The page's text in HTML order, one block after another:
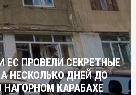
ЕС ПРОВЕЛИ СЕКРЕТНЫЕ
НЕСКОЛЬКО ДНЕЙ ДО
НАГОРНОМ КАРАБАХЕ